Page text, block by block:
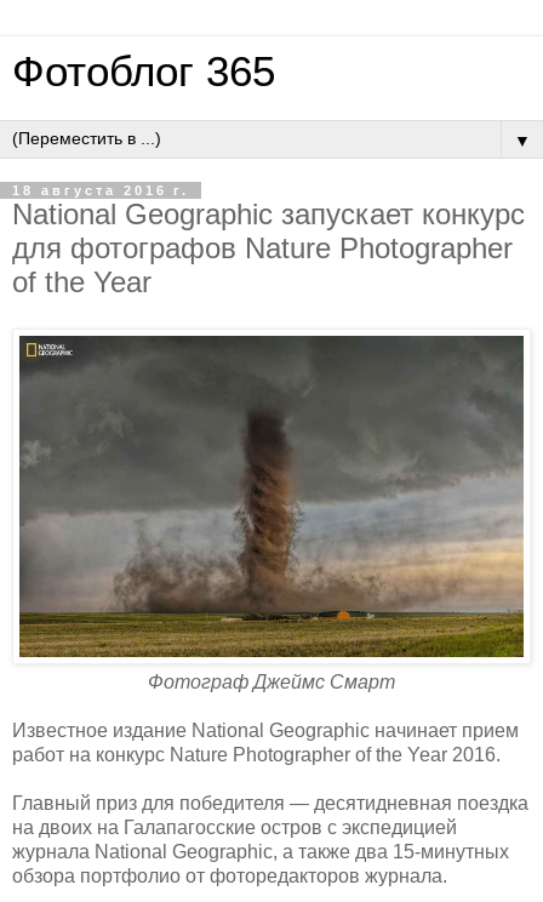
Фотоблог 365
▼
18 августа 2016 г.
National Geographic запускает конкурс
для фотографов Nature Photographer
of the Year
Фотограф Джеймс Смарт
Известное издание National Geographic начинает прием
работ на конкурс Nature Photographer of the Year 2016.
Главный приз для победителя — десятидневная поездка
на двоих на Галапагосские остров с экспедицией
журнала National Geographic, а также два 15-минутных
обзора портфолио от фоторедакторов журнала.